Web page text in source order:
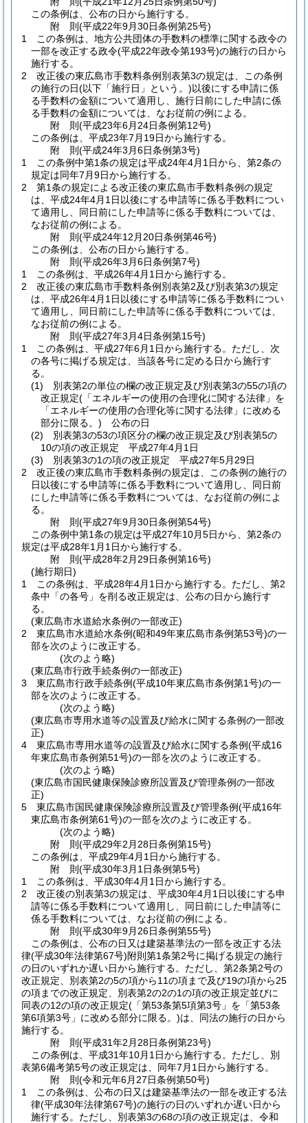
この条例は、公布の日から施行する。
附 則(平成22年9月30日条例第25号)
1
この条例は、地方公共団体の手数料の標準に関する政令の
一部を改正する政令(平成22年政令第193号)の施行の日から
施行する。
2
改正後の東広島市手数料条例別表第3の規定は、この条例
の施行の日(以下「施行日」という。)以後にする申請に係
る手数料の金額について適用し、施行日前にした申請に係
る手数料の金額については、なお従前の例による。
附 則(平成23年6月24日条例第12号)
この条例は、平成23年7月19日から施行する。
附 則(平成24年3月6日条例第3号)
1
この条例中第1条の規定は平成24年4月1日から、第2条の
規定は同年7月9日から施行する。
2
第1条の規定による改正後の東広島市手数料条例の規定
は、平成24年4月1日以後にする申請等に係る手数料につい
て適用し、同日前にした申請等に係る手数料については、
なお従前の例による。
附 則(平成24年12月20日条例第46号)
この条例は、公布の日から施行する。
附 則(平成26年3月6日条例第7号)
1
この条例は、平成26年4月1日から施行する。
2
改正後の東広島市手数料条例別表第2及び別表第3の規定
は、平成26年4月1日以後にする申請等に係る手数料につい
て適用し、同日前にした申請等に係る手数料については、
なお従前の例による。
附 則(平成27年3月4日条例第15号)
1
この条例は、平成27年6月1日から施行する。 ただし、次
の各号に掲げる規定は、当該各号に定める日から施行す
る。
(1)
別表第2の単位の欄の改正規定及び別表第3の55の項の
改正規定(「エネルギーの使用の合理化に関する法律」を
「エネルギーの使用の合理化等に関する法律」に改める
部分に限る。) 公布の日
(2)
別表第3の53の項区分の欄の改正規定及び別表第5の
10の項の改正規定 平成27年4月1日
(3)
別表第3の1の項の改正規定 平成27年5月29日
2
改正後の東広島市手数料条例の規定は、この条例の施行の
日以後にする申請等に係る手数料について適用し、同日前
にした申請等に係る手数料については、なお従前の例によ
る。
附 則(平成27年9月30日条例第54号)
この条例中第1条の規定は平成27年10月5日から、第2条の
規定は平成28年1月1日から施行する。
附 則(平成28年2月29日条例第16号)
(施行期日)
1
この条例は、平成28年4月1日から施行する。 ただし、第2
条中「の各号」を削る改正規定は、公布の日から施行す
る。
(東広島市水道給水条例の一部改正)
2
東広島市水道給水条例(昭和49年東広島市条例第53号)の一
部を次のように改正する。
(次のよう略)
(東広島市行政手続条例の一部改正)
3
東広島市行政手続条例(平成10年東広島市条例第1号)の一
部を次のように改正する。
(次のよう略)
(東広島市専用水道等の設置及び給水に関する条例の一部改
正)
4
東広島市専用水道等の設置及び給水に関する条例(平成16
年東広島市条例第51号)の一部を次のように改正する。
(次のよう略)
(東広島市国民健康保険診療所設置及び管理条例の一部改
正)
5
東広島市国民健康保険診療所設置及び管理条例(平成16年
東広島市条例第61号)の一部を次のように改正する。
(次のよう略)
附 則(平成29年2月28日条例第15号)
この条例は、平成29年4月1日から施行する。
附 則(平成30年3月1日条例第5号)
1
この条例は、平成30年4月1日から施行する。
2
改正後の別表第3の規定は、平成30年4月1日以後にする申
請等に係る手数料について適用し、同日前にした申請等に
係る手数料については、なお従前の例による。
附 則(平成30年9月26日条例第55号)
この条例は、公布の日又は建築基準法の一部を改正する法
律(平成30年法律第67号)附則第1条第2号に掲げる規定の施行
の日のいずれか遅い日から施行する。 ただし、第2条第2号の
改正規定、別表第2の5の項から11の項まで及び19の項から25
の項までの改正規定、別表第2の2の1の項の改正規定並びに
同表の12の項の改正規定(「第53条第5項第3号」を「第53条
第6項第3号」に改める部分に限る。)は、同法の施行の日から
施行する。
附 則(平成31年2月28日条例第23号)
この条例は、平成31年10月1日から施行する。 ただし、別
表第6備考第5号の改正規定は、同年7月1日から施行する。
附 則(令和元年6月27日条例第50号)
1
この条例は、公布の日又は建築基準法の一部を改正する法
律(平成30年法律第67号)の施行の日のいずれか遅い日から
施行する。 ただし、別表第3の68の項の改正規定は、令和